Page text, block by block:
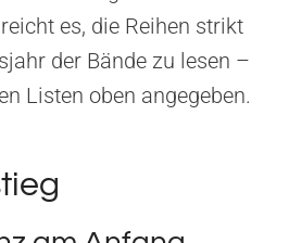
es, die Reihen strikt
der Bände zu lesen –
Listen oben angegeben.